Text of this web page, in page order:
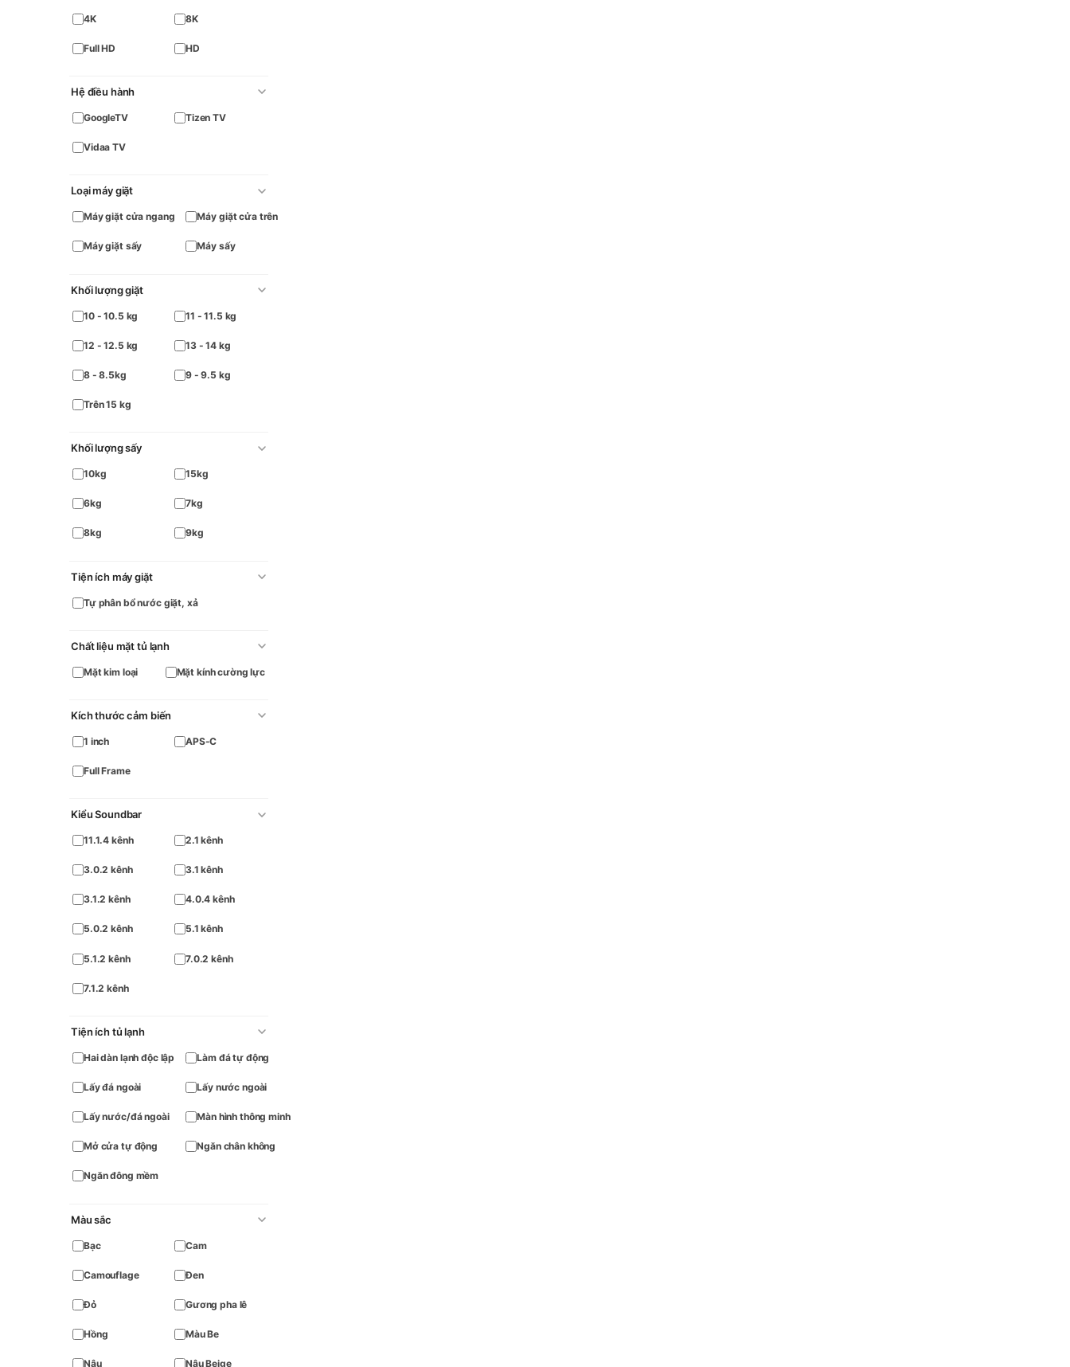
4K 8K
Full HD HD
Hệ điều hành
GoogleTV Tizen TV
Vidaa TV
Loại máy giặt
Máy giặt cửa ngang Máy giặt cửa trên
Máy giặt sấy Máy sấy
Khối lượng giặt
10 - 10.5 kg 11 - 11.5 kg
12 - 12.5 kg 13 - 14 kg
8 - 8.5kg 9 - 9.5 kg
Trên 15 kg
Khối lượng sấy
10kg 15kg
6kg 7kg
8kg 9kg
Tiện ích máy giặt
Tự phân bổ nước giặt, xả
Chất liệu mặt tủ lạnh
Mặt kim loại Mặt kính cường lực
Kích thước cảm biến
1 inch APS-C
Full Frame
Kiểu Soundbar
11.1.4 kênh 2.1 kênh
3.0.2 kênh 3.1 kênh
3.1.2 kênh 4.0.4 kênh
5.0.2 kênh 5.1 kênh
5.1.2 kênh 7.0.2 kênh
7.1.2 kênh
Tiện ích tủ lạnh
Hai dàn lạnh độc lập Làm đá tự động
Lấy đá ngoài Lấy nước ngoài
Lấy nước/đá ngoài Màn hình thông minh
Mở cửa tự động Ngăn chân không
Ngăn đông mềm
Màu sắc
Bạc Cam
Camouflage Đen
Đỏ Gương pha lê
Hồng Màu Be
Nâu Nâu Beige